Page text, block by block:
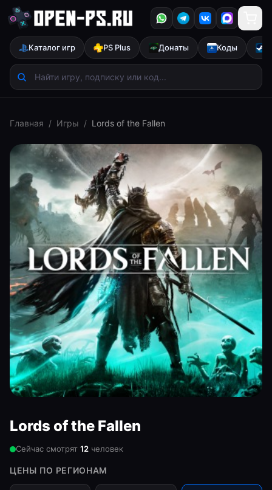
Каталог игр PS Plus Донаты Коды
Главная / Игры / Lords of the Fallen
Lords of the Fallen
Сейчас смотрят 12 человек
ЦЕНЫ ПО РЕГИОНАМ